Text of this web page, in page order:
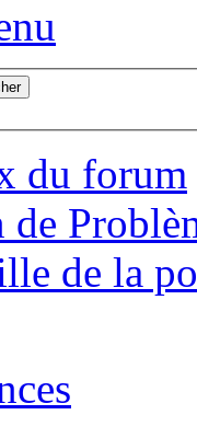
du forum
de
de la